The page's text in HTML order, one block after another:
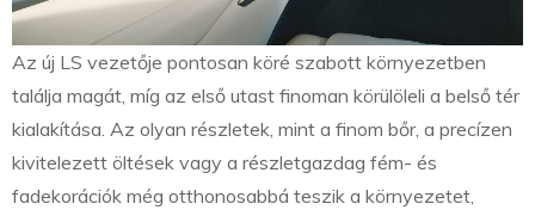
Az új LS vezetője pontosan köré szabott környezetben
találja magát, míg az első utast finoman körülöleli a belső tér
kialakítása. Az olyan részletek, mint a finom bőr, a precízen
kivitelezett öltések vagy a részletgazdag fém- és
fadekorációk még otthonosabbá teszik a környezetet,